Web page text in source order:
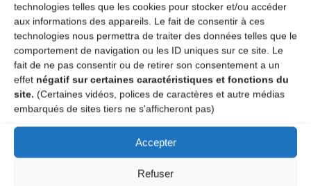
technologies telles que les cookies pour stocker et/ou accéder
aux informations des appareils. Le fait de consentir à ces
technologies nous permettra de traiter des données telles que le
comportement de navigation ou les ID uniques sur ce site. Le
fait de ne pas consentir ou de retirer son consentement a un
effet négatif sur certaines caractéristiques et fonctions du
site. (Certaines vidéos, polices de caractères et autre médias
embarqués de sites tiers ne s'afficheront pas)
Accepter
Refuser
Ce site utilise Akismet pour réduire les indésirables.En
savoir plus sur la façon dont les données de vos
commentaires sont traitées.